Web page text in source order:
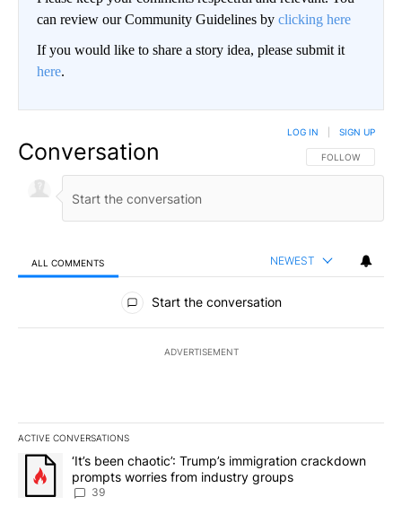
can review our Community Guidelines by clicking here
If you would like to share a story idea, please submit it
here.
Conversation FOLLOW THIS
FOLLOW
LOG IN SIGN UP
ALL COMMENTS NEWEST
All Comments
Start the conversation
ADVERTISEMENT
ACTIVE CONVERSATIONS
The following is a list of the most commented articles in the last
A trending article titled "‘It’s been chaotic’: Trump’s
‘It’s been chaotic’: Trump’s immigration crackdown
prompts worries from industry groups
39